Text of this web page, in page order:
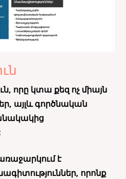
որը կտա քեզ ոչ միայն
այլև գործնական
է
որոնք